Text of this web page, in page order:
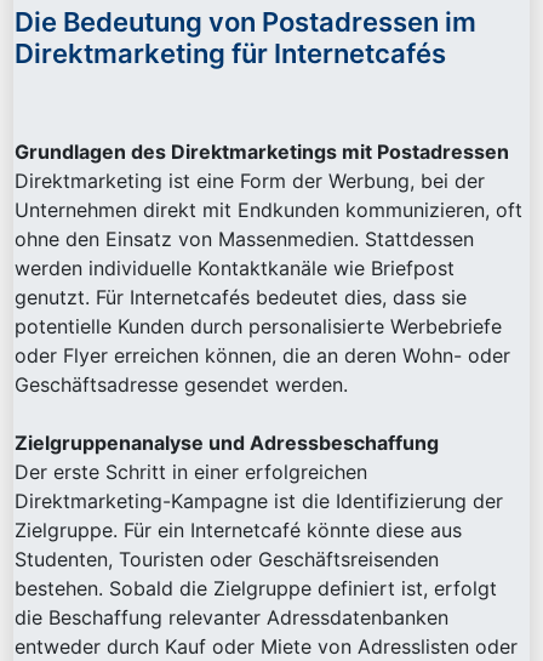
Die Bedeutung von Postadressen im
Direktmarketing für Internetcafés
Grundlagen des Direktmarketings mit Postadressen
Direktmarketing ist eine Form der Werbung, bei der
Unternehmen direkt mit Endkunden kommunizieren, oft
ohne den Einsatz von Massenmedien. Stattdessen
werden individuelle Kontaktkanäle wie Briefpost
genutzt. Für Internetcafés bedeutet dies, dass sie
potentielle Kunden durch personalisierte Werbebriefe
oder Flyer erreichen können, die an deren Wohn- oder
Geschäftsadresse gesendet werden.
Zielgruppenanalyse und Adressbeschaffung
Der erste Schritt in einer erfolgreichen
Direktmarketing-Kampagne ist die Identifizierung der
Zielgruppe. Für ein Internetcafé könnte diese aus
Studenten, Touristen oder Geschäftsreisenden
bestehen. Sobald die Zielgruppe definiert ist, erfolgt
die Beschaffung relevanter Adressdatenbanken
entweder durch Kauf oder Miete von Adresslisten oder